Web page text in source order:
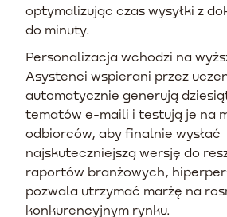
optymalizując czas wysyłki z
do minuty.
Personalizacja wchodzi na
Asystenci wspierani przez
automatycznie generują
tematów e-maili i testują je na
odbiorców, aby finalnie wysłać
najskuteczniejszą wersję do
raportów branżowych,
pozwala utrzymać marżę na
konkurencyjnym rynku.